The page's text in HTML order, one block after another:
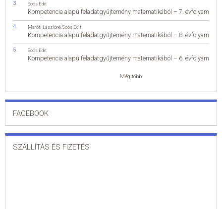
Soós Edit
Kompetencia alapú feladatgyűjtemény matematikából – 7. évfolyam
Maróti Lászlóné Soós Edit
Kompetencia alapú feladatgyűjtemény matematikából – 8. évfolyam
Soós Edit
Kompetencia alapú feladatgyűjtemény matematikából – 6. évfolyam
Még több
FACEBOOK
SZÁLLÍTÁS ÉS FIZETÉS